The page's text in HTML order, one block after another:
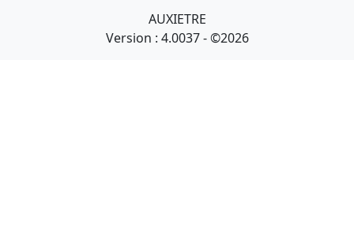
AUXIETRE
Version : 4.0037 - ©2026